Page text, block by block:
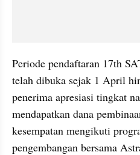
Periode pendaftaran 17th
telah dibuka sejak 1 April
penerima apresiasi tingkat
mendapatkan dana
kesempatan mengikuti
pengembangan bersama